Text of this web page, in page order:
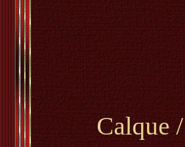
Calque